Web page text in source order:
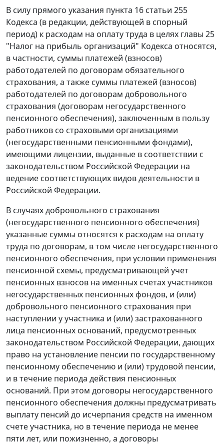
В силу прямого указания пункта 16 статьи 255
Кодекса (в редакции, действующей в спорный
период) к расходам на оплату труда в целях главы 25
"Налог на прибыль организаций" Кодекса относятся,
в частности, суммы платежей (взносов)
работодателей по договорам обязательного
страхования, а также суммы платежей (взносов)
работодателей по договорам добровольного
страхования (договорам негосударственного
пенсионного обеспечения), заключенным в пользу
работников со страховыми организациями
(негосударственными пенсионными фондами),
имеющими лицензии, выданные в соответствии с
законодательством Российской Федерации на
ведение соответствующих видов деятельности в
Российской Федерации.
В случаях добровольного страхования
(негосударственного пенсионного обеспечения)
указанные суммы относятся к расходам на оплату
труда по договорам, в том числе негосударственного
пенсионного обеспечения, при условии применения
пенсионной схемы, предусматривающей учет
пенсионных взносов на именных счетах участников
негосударственных пенсионных фондов, и (или)
добровольного пенсионного страхования при
наступлении у участника и (или) застрахованного
лица пенсионных оснований, предусмотренных
законодательством Российской Федерации, дающих
право на установление пенсии по государственному
пенсионному обеспечению и (или) трудовой пенсии,
и в течение периода действия пенсионных
оснований. При этом договоры негосударственного
пенсионного обеспечения должны предусматривать
выплату пенсий до исчерпания средств на именном
счете участника, но в течение периода не менее
пяти лет, или пожизненно, а договоры